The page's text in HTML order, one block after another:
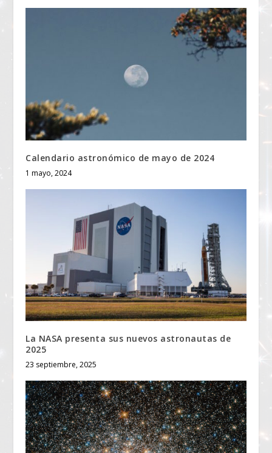
Calendario astronómico de mayo de 2024
1 mayo, 2024
La NASA presenta sus nuevos astronautas de
2025
23 septiembre, 2025